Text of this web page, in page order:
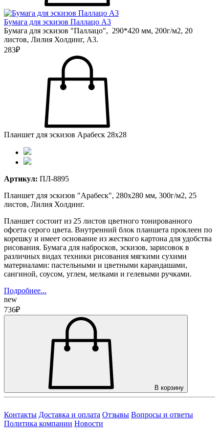
Бумага для эскизов Паллацо А3
Бумага для эскизов "Паллацо", 290*420 мм, 200г/м2, 20
листов, Лилия Холдинг, А3.
283₽
Планшет для эскизов Арабеск 28х28
Артикул: ПЛ-8895
Планшет для эскизов "Арабеск", 280х280 мм, 300г/м2, 25
листов, Лилия Холдинг.
Планшет состоит из 25 листов цветного тонированного
офсета серого цвета. Внутренний блок планшета проклеен по
корешку и имеет основание из жесткого картона для удобства
рисования. Бумага для набросков, эскизов, зарисовок в
различных видах техники рисования мягкими сухими
материалами: пастельными и цветными карандашами,
сангиной, соусом, углем, мелками и гелевыми ручками.
Подробнее...
new
736₽
В корзину
Контакты Доставка и оплата Отзывы Вопросы и ответы
Политика компании Новости